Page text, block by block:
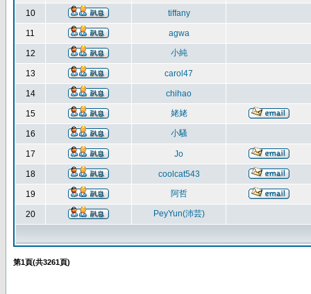
10 tiffany
11 agwa
12 小純
13 carol47
14 chihao
15 姥姥
16 小騷
17 Jo
18 coolcat543
19 阿哲
20 PeyYun(沛芸)
第1頁(共3261頁)